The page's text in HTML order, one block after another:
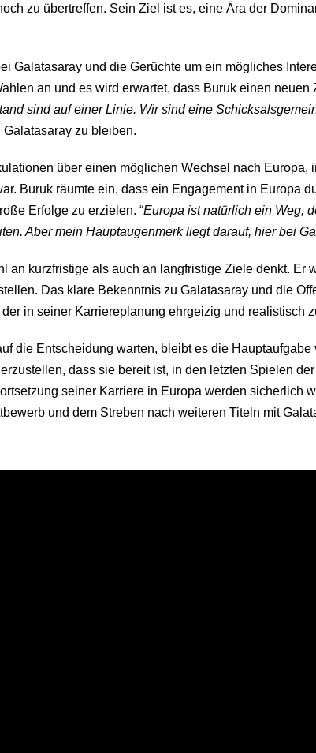
zu übertreffen. Sein Ziel ist es, eine Ära der
Galatasaray und die Gerüchte um ein mögliches
an und es wird erwartet, dass Buruk einen
sind auf einer Linie. Wir sind eine
zu bleiben.
über einen möglichen Wechsel nach
Buruk räumte ein, dass ein Engagement in Europa
Erfolge zu erzielen. “Europa ist natürlich ein Weg,
Aber mein Hauptaugenmerk liegt darauf, hier bei
an kurzfristige als auch an langfristige Ziele denkt.
Das klare Bekenntnis zu Galatasaray und die
in seiner Karriereplanung ehrgeizig und realistisch
die Entscheidung warten, bleibt es die
dass sie bereit ist, in den letzten Spielen
seiner Karriere in Europa werden sicherlich
und dem Streben nach weiteren Titeln mit